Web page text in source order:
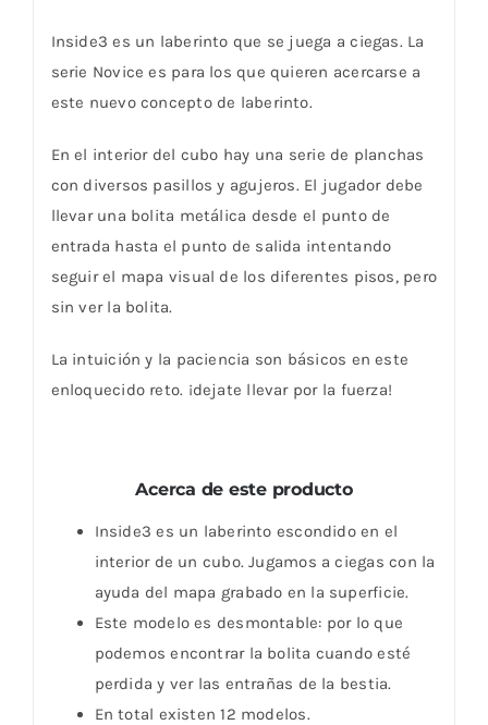
Inside3 es un laberinto que se juega a ciegas. La
serie Novice es para los que quieren acercarse a
este nuevo concepto de laberinto.
En el interior del cubo hay una serie de planchas
con diversos pasillos y agujeros. El jugador debe
llevar una bolita metálica desde el punto de
entrada hasta el punto de salida intentando
seguir el mapa visual de los diferentes pisos, pero
sin ver la bolita.
La intuición y la paciencia son básicos en este
enloquecido reto. ¡dejate llevar por la fuerza!
Acerca de este producto
Inside3 es un laberinto escondido en el
interior de un cubo. Jugamos a ciegas con la
ayuda del mapa grabado en la superficie.
Este modelo es desmontable: por lo que
podemos encontrar la bolita cuando esté
perdida y ver las entrañas de la bestia.
En total existen 12 modelos.